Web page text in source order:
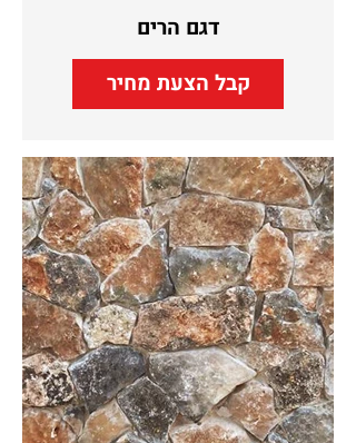
דגם הרים
קבל הצעת מחיר